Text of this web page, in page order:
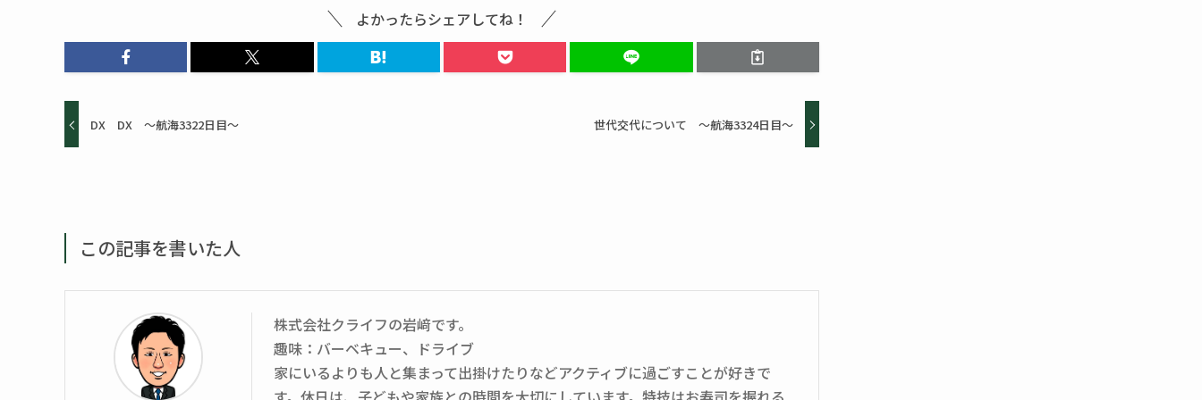
よかったらシェアしてね！
DX DX ～航海3322日目～ 世代交代について ～航海3324日目～
この記事を書いた人
株式会社クライフの岩﨑です。
趣味：バーベキュー、ドライブ
家にいるよりも人と集まって出掛けたりなどアクティブに過ごすことが好きで